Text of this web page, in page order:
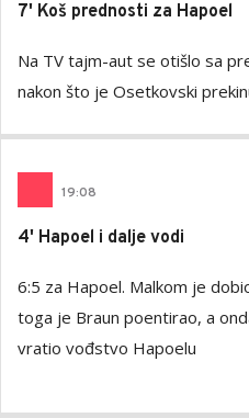
7' Koš prednosti za Hapoel
Na TV tajm-aut se otišlo sa
nakon što je Osetkovski
19:08
4' Hapoel i dalje vodi
6:5 za Hapoel. Malkom je
toga je Braun poentirao, a
vratio vođstvo Hapoelu